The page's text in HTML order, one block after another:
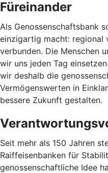
Füreinander
Als Genossenschaftsbank
einzigartig macht: regional
verbunden. Die Menschen
wir uns jeden Tag
wir deshalb die
Vermögenswerten in
bessere Zukunft gestalten.
Seit mehr als 150 Jahren
Raiffeisenbanken für
genossenschaftliche Idee